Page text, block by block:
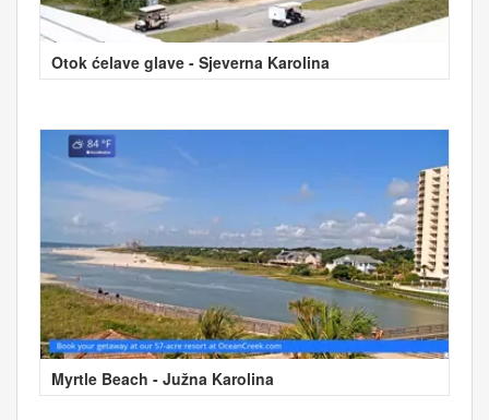
Otok ćelave glave - Sjeverna Karolina
Myrtle Beach - Južna Karolina